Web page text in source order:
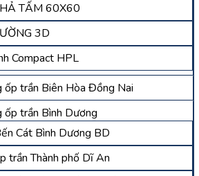
TẤM 60X60
3D
Compact HPL
ốp trần Biên Hòa Đồng Nai
ốp trần Bình Dương
Cát Bình Dương BD
trần Thành phố Dĩ An